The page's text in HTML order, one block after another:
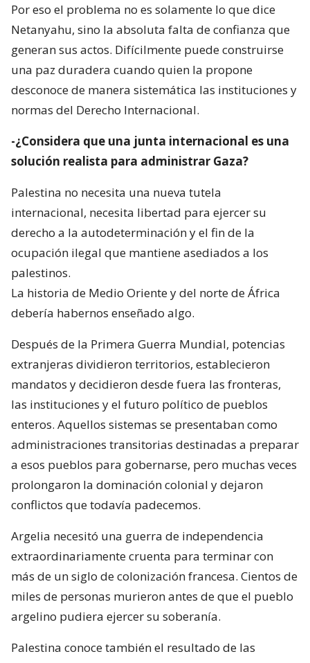
Por eso el problema no es solamente lo que dice
Netanyahu, sino la absoluta falta de confianza que
generan sus actos. Difícilmente puede construirse
una paz duradera cuando quien la propone
desconoce de manera sistemática las instituciones y
normas del Derecho Internacional.
-¿Considera que una junta internacional es una
solución realista para administrar Gaza?
Palestina no necesita una nueva tutela
internacional, necesita libertad para ejercer su
derecho a la autodeterminación y el fin de la
ocupación ilegal que mantiene asediados a los
palestinos.
La historia de Medio Oriente y del norte de África
debería habernos enseñado algo.
Después de la Primera Guerra Mundial, potencias
extranjeras dividieron territorios, establecieron
mandatos y decidieron desde fuera las fronteras,
las instituciones y el futuro político de pueblos
enteros. Aquellos sistemas se presentaban como
administraciones transitorias destinadas a preparar
a esos pueblos para gobernarse, pero muchas veces
prolongaron la dominación colonial y dejaron
conflictos que todavía padecemos.
Argelia necesitó una guerra de independencia
extraordinariamente cruenta para terminar con
más de un siglo de colonización francesa. Cientos de
miles de personas murieron antes de que el pueblo
argelino pudiera ejercer su soberanía.
Palestina conoce también el resultado de las